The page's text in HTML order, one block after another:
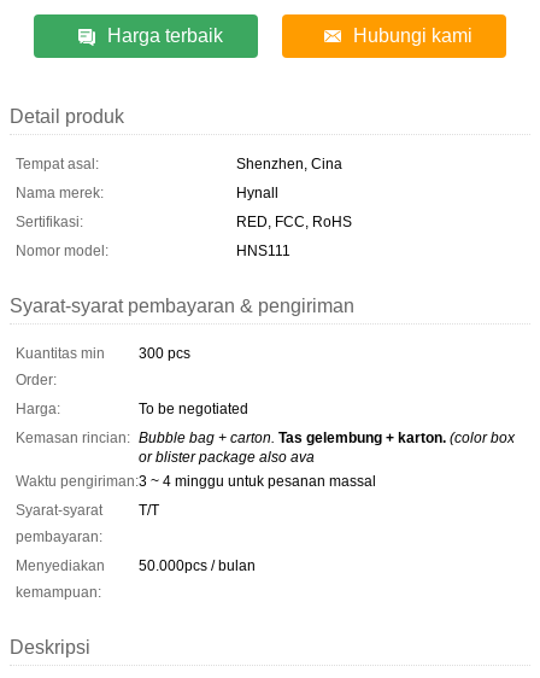
Harga terbaik Hubungi kami
Detail produk
Tempat asal:
Shenzhen, Cina
Nama merek:
Hynall
Sertifikasi:
RED, FCC, RoHS
Nomor model:
HNS111
Syarat-syarat pembayaran & pengiriman
Kuantitas min
Order:
300 pcs
Harga:
To be negotiated
Kemasan rincian: Bubble bag + carton. Tas gelembung + karton. (color box
or blister package also ava
Waktu pengiriman:3 ~ 4 minggu untuk pesanan massal
Syarat-syarat
pembayaran:
T/T
Menyediakan
kemampuan:
50.000pcs / bulan
Deskripsi